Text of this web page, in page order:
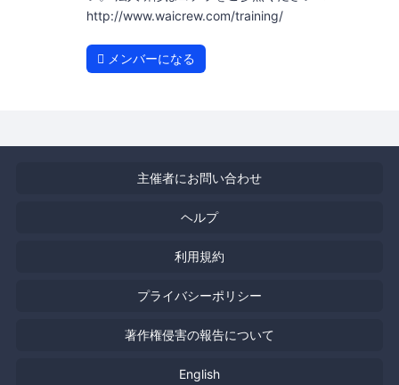
http://www.waicrew.com/training/
メンバーになる
主催者にお問い合わせ
ヘルプ
利用規約
プライバシーポリシー
著作権侵害の報告について
English